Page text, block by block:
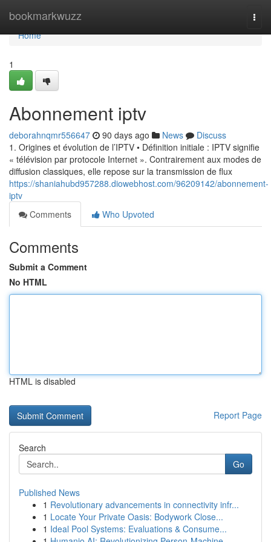
bookmarkwuzz
Home
Home
1
Abonnement iptv
deborahnqmr556647 90 days ago News
Discuss
1. Origines et évolution de l’IPTV • Définition initiale : IPTV signifie
« télévision par protocole Internet ». Contrairement aux modes de
diffusion classiques, elle repose sur la transmission de flux
https://shaniahubd957288.diowebhost.com/96209142/abonnement-
iptv
Comments
Who Upvoted
Comments
Submit a Comment
No HTML
HTML is disabled
Report Page
Search
Go
Published News
1 Revolutionary advancements in connectivity infr...
1 Locate Your Private Oasis: Bodywork Close...
1 Ideal Pool Systems: Evaluations & Consume...